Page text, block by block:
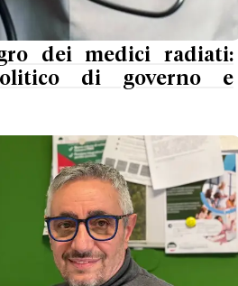
dei medici radiati:
di governo e